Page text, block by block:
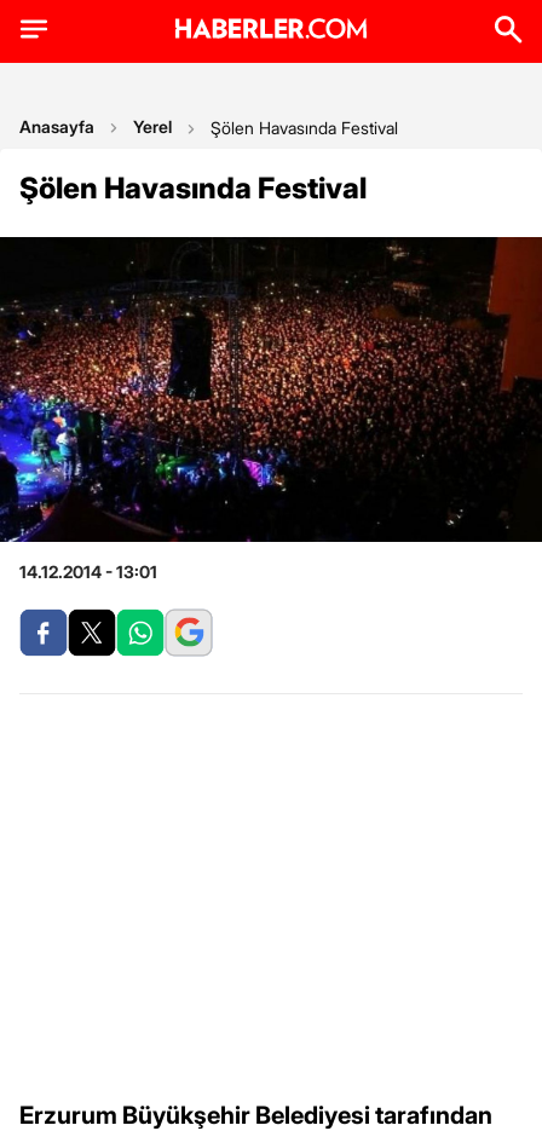
Anasayfa Yerel Şölen Havasında Festival
Şölen Havasında Festival
14.12.2014 - 13:01
Erzurum Büyükşehir Belediyesi tarafından